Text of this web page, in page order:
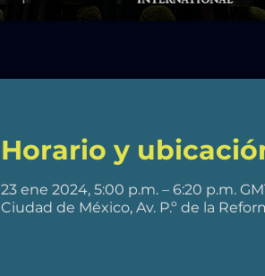
Horario y
23 ene 2024, 5:00 p.m. – 6:20 p.m.
Ciudad de México, Av. P.º de la